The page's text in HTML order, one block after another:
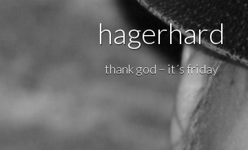
hagerhard
thank god – it´s friday